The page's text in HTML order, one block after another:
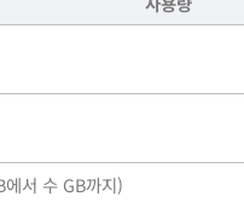
서 수 GB까지)